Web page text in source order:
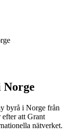
byrå i Norge från
efter att Grant
nätverket.